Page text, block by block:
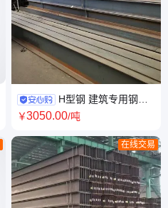
H型钢 建筑专用钢梁
H型钢柱、H型钢桩 多种样式
￥3050.00/吨
在线交易